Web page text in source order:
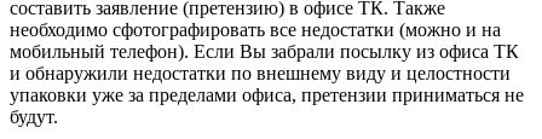
составить заявление (претензию) в офисе ТК. Также
необходимо сфотографировать все недостатки (можно и на
мобильный телефон). Если Вы забрали посылку из офиса ТК
и обнаружили недостатки по внешнему виду и целостности
упаковки уже за пределами офиса, претензии приниматься не
будут.